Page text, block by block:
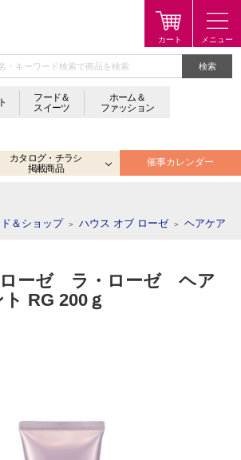
検索
フード＆
スイーツ
ホーム＆
ファッション
カタログ・チラシ
掲載商品
催事カレンダー
＆ショップ ＞ ハウス オブ ローゼ ＞ ヘアケア
ローゼ ラ・ローゼ ヘア
RG 200ｇ